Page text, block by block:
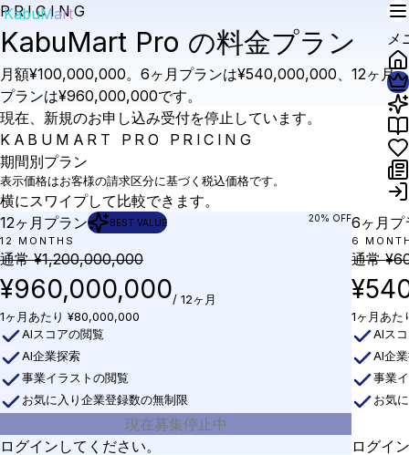
KabuMart
メ
PRICING
KabuMart Pro の料金プラン
月額¥100,000,000。6ヶ月プランは¥540,000,000、12ヶ月
プランは¥960,000,000です。
現在、新規のお申し込み受付を停止しています。
KABUMART PRO PRICING
期間別プラン
表示価格はお客様の請求区分に基づく税込価格です。
横にスワイプして比較できます。
6ヶ月プ
6
通常
1ヶ月あ
AIス
AI企
事業
お気
ログイ
12ヶ月プラン BEST VALUE
12 MONTHS
20% OFF
通常¥1,200,000,000
¥960,000,000/ 12ヶ月
1ヶ月あたり ¥80,000,000
AIスコアの閲覧
AI企業探索
事業イラストの閲覧
お気に入り企業登録数の無制限
現在募集停止中
ログインしてください。